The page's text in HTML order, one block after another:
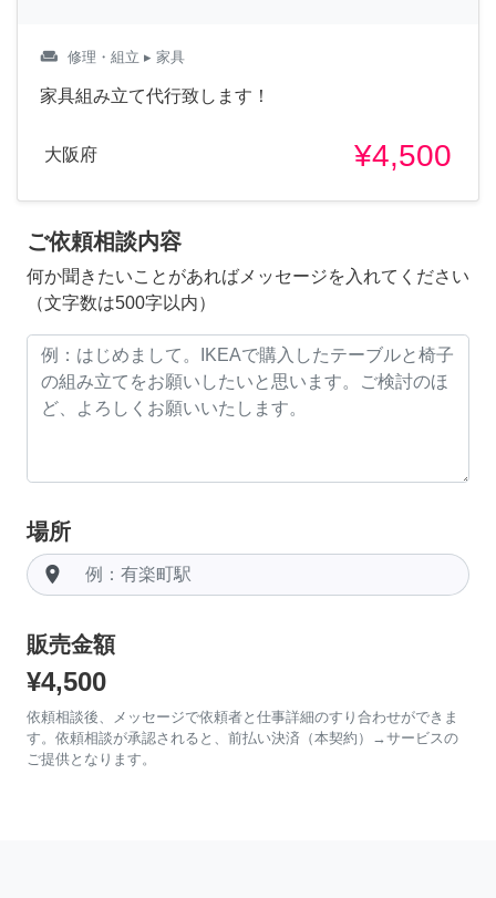
weekend 修理・組立 ▸ 家具
家具組み立て代行致します！
大阪府 ¥4,500
ご依頼相談内容
何か聞きたいことがあればメッセージを入れてください
（文字数は500字以内）
場所
room
販売金額
¥4,500
依頼相談後、メッセージで依頼者と仕事詳細のすり合わせができま
す。依頼相談が承認されると、前払い決済（本契約）→サービスの
ご提供となります。